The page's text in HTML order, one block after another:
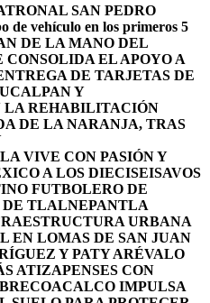
SAN PEDRO
de vehículo en los primeros 5
DE LA MANO DEL
EL APOYO A
DE TARJETAS DE
Y
REHABILITACIÓN
DE LA NARANJA, TRAS
VIVE CON PASIÓN Y
A LOS DIECISEISAVOS
FUTBOLERO DE
DE TLALNEPANTLA
URBANA
EN LOMAS DE SAN JUAN
Y PATY ARÉVALO
ATIZAPENSES CON
COACALCO IMPULSA